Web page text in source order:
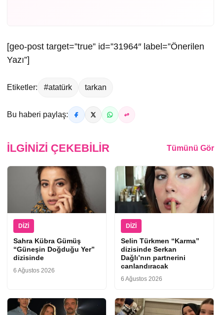
[geo-post target=”true” id=”31964″ label=”Önerilen
Yazı”]
Etiketler: #atatürk tarkan
Bu haberi paylaş:
İLGINIZI ÇEKEBILIR Tümünü Gör
DIZI
Sahra Kübra Gümüş
“Güneşin Doğduğu Yer”
dizisinde
6 Ağustos 2026
DIZI
Selin Türkmen “Karma”
dizisinde Serkan
Dağlı’nın partnerini
canlandıracak
6 Ağustos 2026